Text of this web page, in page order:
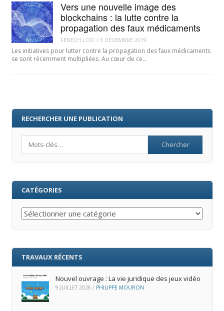
Vers une nouvelle image des
blockchains : la lutte contre la
propagation des faux médicaments
FENECH LOÏC/ 3 DÉCEMBRE 2019
Les initiatives pour lutter contre la propagation des faux médicaments
se sont récemment multipliées. Au cœur de ce…
RECHERCHER UNE PUBLICATION
CATÉGORIES
Catégories
TRAVAUX RÉCENTS
Nouvel ouvrage : La vie juridique des jeux vidéo
9 JUILLET 2026 / PHILIPPE MOURON